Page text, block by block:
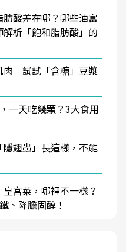
酸差在哪？哪些油富
析「飽和脂肪酸」的
肉 試試「含糖」豆漿
一天吃幾顆？3大食用
翅蟲」長這樣，不能
宮菜，哪裡不一樣？
、降膽固醇！